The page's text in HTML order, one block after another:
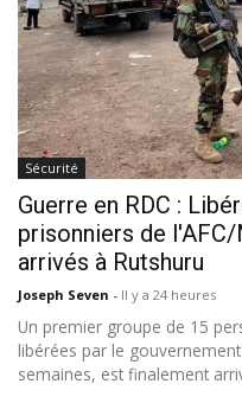
Sécurité
Guerre en RDC :
prisonniers de
arrivés à Rutshuru
Joseph Seven - Il y a 24 heures
Un premier groupe de 15
libérées par le
semaines, est finalement